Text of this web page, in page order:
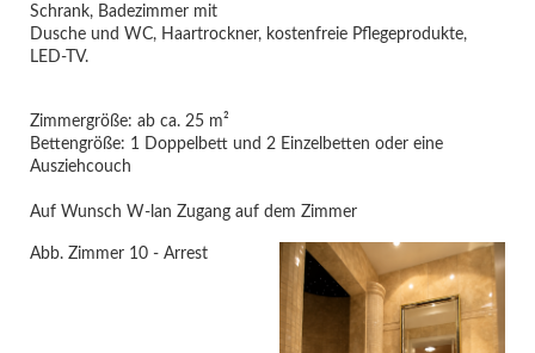
Schrank, Badezimmer mit
Dusche und WC, Haartrockner, kostenfreie Pflegeprodukte,
LED-TV.
Zimmergröße: ab ca. 25 m²
Bettengröße: 1 Doppelbett und 2 Einzelbetten oder eine
Ausziehcouch
Auf Wunsch W-lan Zugang auf dem Zimmer
Abb. Zimmer 10 - Arrest